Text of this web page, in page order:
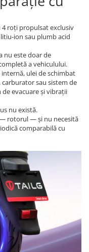
4 roți propulsat exclusiv
ion sau plumb acid
nu este doar de
a vehiculului.
ulei de schimbat
carburator sau sistem de
evacuare și vibrații
nu există.
rotorul — și nu necesită
comparabilă cu